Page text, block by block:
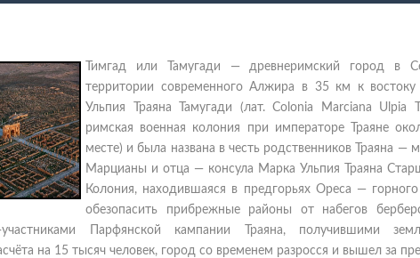
Тимгад или Тамугади — древнеримский город в
территории современного Алжира в 35 км к
Ульпия Траяна Тамугади (лат. Colonia Marciana Ulpia
римская военная колония при императоре Траяне
месте) и была названа в честь родственников Траяна
Марцианы и отца — консула Марка Ульпия Траяна
Колония, находившаяся в предгорьях Ореса —
обезопасить прибрежные районы от набегов
участниками Парфянской кампании Траяна, получившими
на 15 тысяч человек, город со временем разросся и вышел за